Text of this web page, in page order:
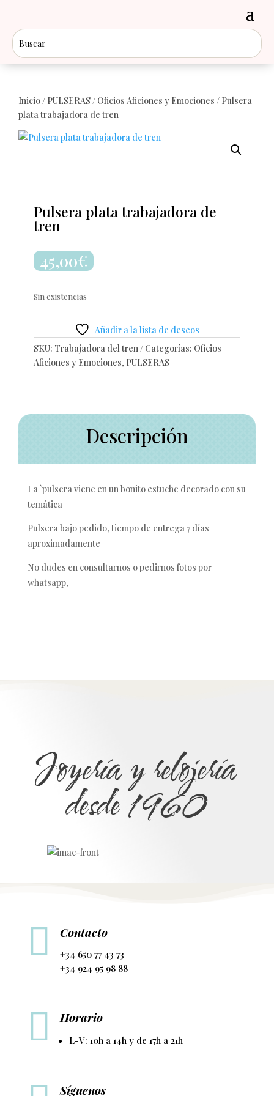
Inicio/ PULSERAS/ Oficios Aficiones y Emociones / Pulsera
plata trabajadora de tren
Pulsera plata trabajadora de
tren
45,00€
Sin existencias
Añadir a la lista de deseos
SKU: Trabajadora del tren Categorías: Oficios
Aficiones y Emociones, PULSERAS
Descripción
La `pulsera viene en un bonito estuche decorado con su
temática
Pulsera bajo pedido, tiempo de entrega 7 días
aproximadamente
No dudes en consultarnos o pedirnos fotos por
whatsapp,
Joyería y relojería
desde 1960
 Contacto
+34 650 77 43 73
+34 924 95 98 88
 Horario
L-V: 10h a 14h y de 17h a 21h
Síguenos